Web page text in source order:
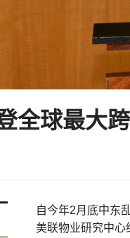
全球最大
自今年2月底中东
美联物业研究中